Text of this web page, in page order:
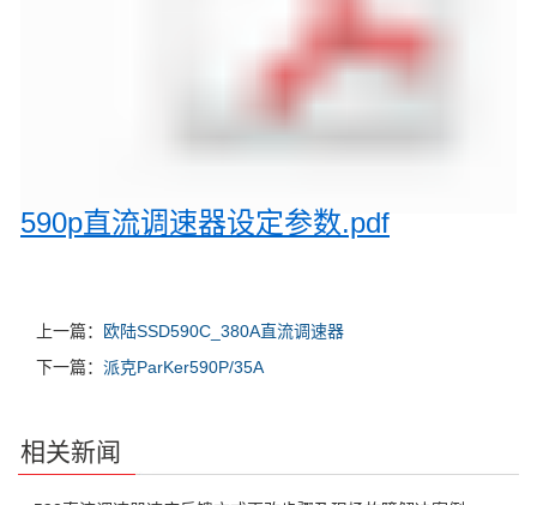
590p直流调速器设定参数.pdf
上一篇：
欧陆SSD590C_380A直流调速器
下一篇： 派克ParKer590P/35A
相关新闻